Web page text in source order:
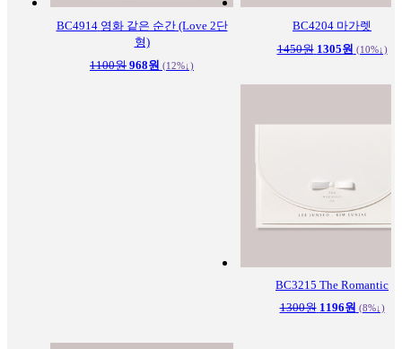
BC4914 영화 같은 순간 (Love 2단
형)
1100원 968원 (12%↓)
BC4204 마가렛
1450원 1305원 (10%↓)
BC3215 The Romantic
1300원 1196원 (8%↓)